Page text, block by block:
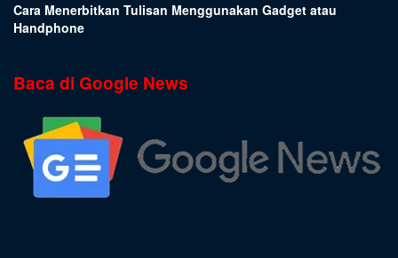
Cara Menerbitkan Tulisan Menggunakan Gadget atau
Handphone
Baca di Google News